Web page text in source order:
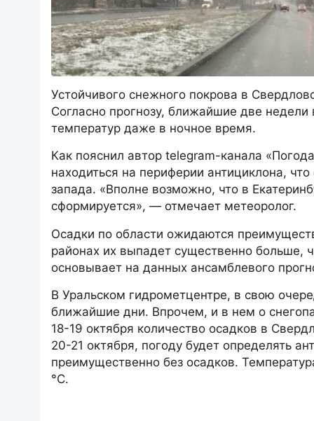
Устойчивого снежного покрова в
Согласно прогнозу, ближайшие две
температур даже в ночное время.
Как пояснил автор telegram-канала
находиться на периферии антициклона,
запада. «Вполне возможно, что в
сформируется», — отмечает метеоролог.
Осадки по области ожидаются
районах их выпадет существенно больше,
основывает на данных ансамблевого
В Уральском гидрометцентре, в свою
ближайшие дни. Впрочем, и в нем о
18-19 октября количество осадков в
20-21 октября, погоду будет определять
преимущественно без осадков.
°С.